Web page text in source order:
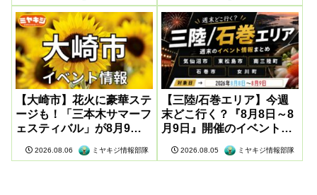
【大崎市】花火に豪華ステ
ージも！「三本木サマーフ
ェスティバル」が8月9日
2026.08.06 ミヤキジ情報部隊
【三陸/石巻エリア】今週
末どこ行く？『8月8日～8
月9日』開催のイベント情
2026.08.05 ミヤキジ情報部隊